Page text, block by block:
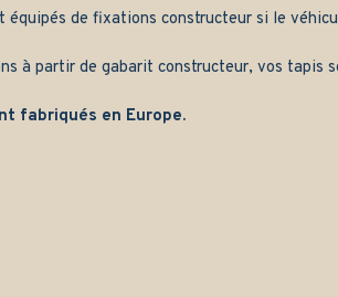
équipés de fixations constructeur si le
à partir de gabarit constructeur, vos tapis
fabriqués en Europe.